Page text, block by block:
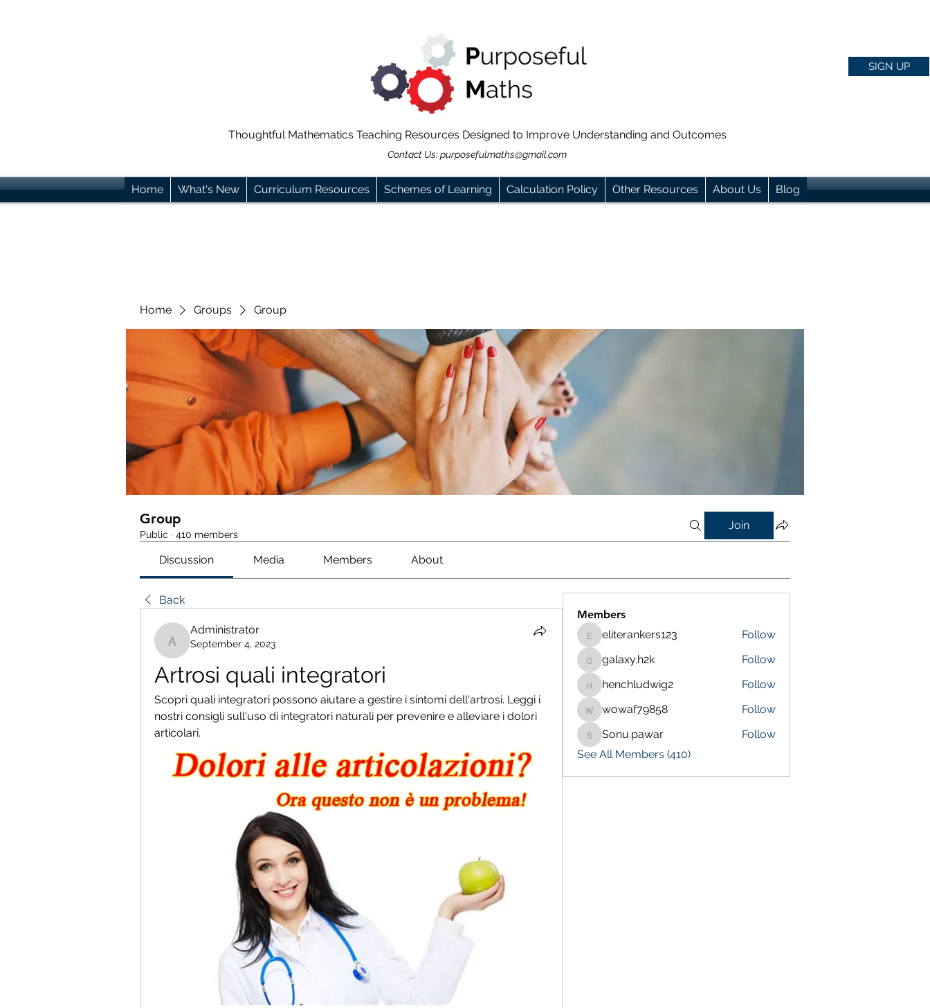
SIGN UP
Thoughtful Mathematics Teaching Resources Designed to Improve Understanding and Outcomes
Contact Us:purposefulmaths@gmail.com
Home What's New Curriculum Resources Schemes of Learning Calculation Policy Other Resources About Us Blog
Home Groups Group
Group
Public · 410 members
Join
Discussion Media Members About
Back
Administrator
Administrator
September 4, 2023
Artrosi quali integratori
Scopri quali integratori possono aiutare a gestire i sintomi dell'artrosi. Leggi i
nostri consigli sull'uso di integratori naturali per prevenire e alleviare i dolori
articolari.
Members
eliterankers123
eliterankers123 Follow
galaxy.h2k
galaxy.h2k Follow
henchludwig2
henchludwig2 Follow
wowaf79858
wowaf79858 Follow
Sonu.pawar
Sonu.pawar
Follow
See All Members (410)